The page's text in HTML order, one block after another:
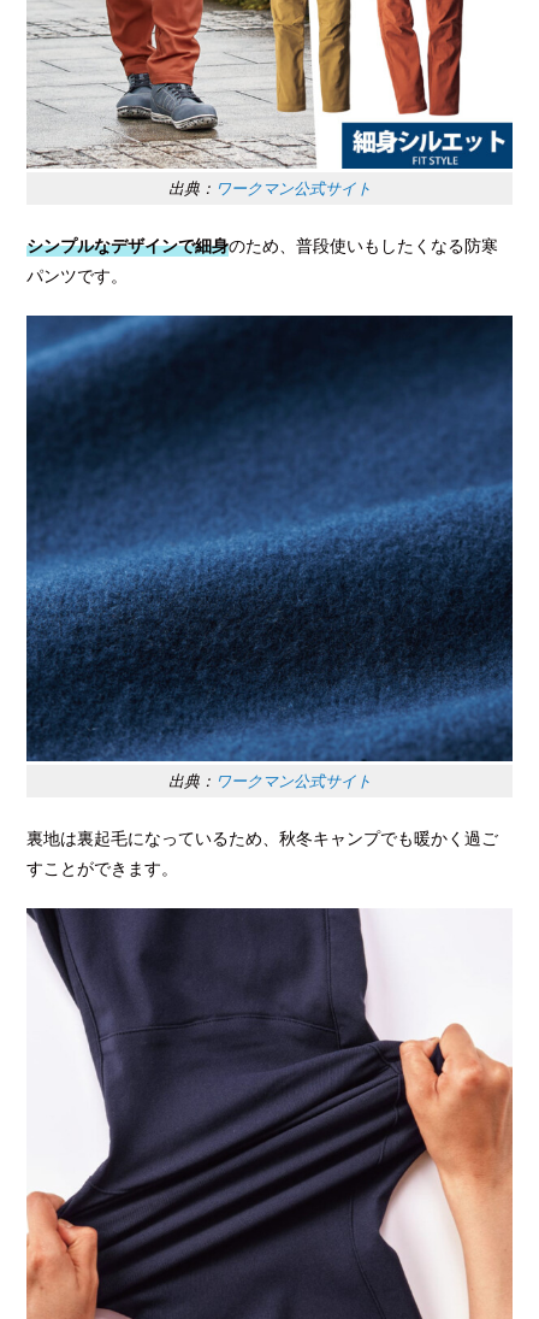
出典： ワークマン公式サイト
シンプルなデザインで細身のため、普段使いもしたくなる防寒
パンツです。
出典： ワークマン公式サイト
裏地は裏起毛になっているため、秋冬キャンプでも暖かく過ご
すことができます。